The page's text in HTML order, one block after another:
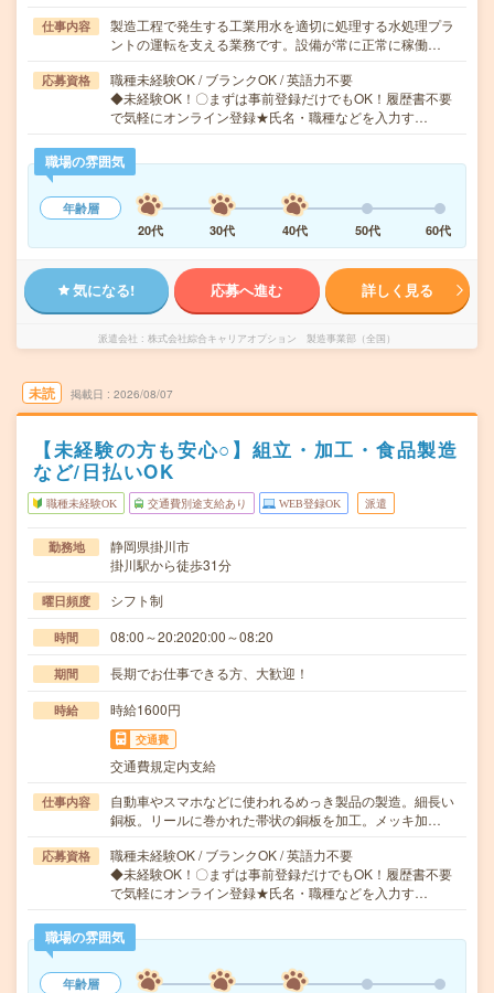
仕事内容
製造工程で発生する工業用水を適切に処理する水処理プラ
ントの運転を支える業務です。設備が常に正常に稼働…
応募資格
職種未経験OK / ブランクOK / 英語力不要
◆未経験OK！〇まずは事前登録だけでもOK！履歴書不要
で気軽にオンライン登録★氏名・職種などを入力す…
職場の雰囲気
年齢層
20代
30代 40代 50代 60代
気になる! 応募へ進む 詳しく見る
派遣会社 株式会社綜合キャリアオプション 製造事業部（全国）
未読 掲載日 2026/08/07
【未経験の方も安心○】組立・加工・食品製造
など/日払いOK
職種未経験OK 交通費別途支給あり WEB登録OK 派遣
勤務地
静岡県掛川市
掛川駅から徒歩31分
曜日頻度 シフト制
時間 08:00～20:2020:00～08:20
期間 長期でお仕事できる方、大歓迎！
時給 時給1600円
交通費
交通費規定内支給
仕事内容
自動車やスマホなどに使われるめっき製品の製造。細長い
銅板。リールに巻かれた帯状の銅板を加工。メッキ加…
応募資格
職種未経験OK / ブランクOK / 英語力不要
◆未経験OK！〇まずは事前登録だけでもOK！履歴書不要
で気軽にオンライン登録★氏名・職種などを入力す…
職場の雰囲気
年齢層